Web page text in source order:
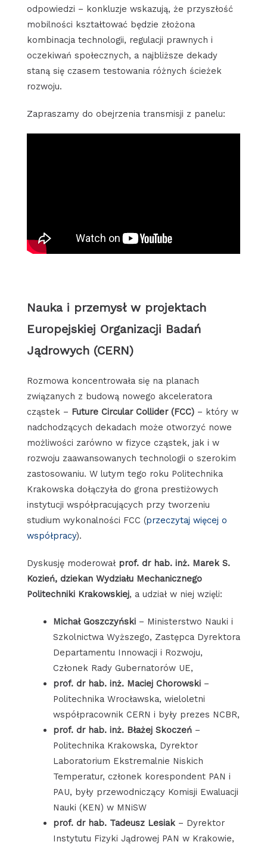
odpowiedzi – konkluzje wskazują, że przyszłość
mobilności kształtować będzie złożona
kombinacja technologii, regulacji prawnych i
oczekiwań społecznych, a najbliższe dekady
staną się czasem testowania różnych ścieżek
rozwoju.
Zapraszamy do obejrzenia transmisji z panelu:
Nauka i przemysł w projektach
Europejskiej Organizacji Badań
Jądrowych (CERN)
Rozmowa koncentrowała się na planach
związanych z budową nowego akceleratora
cząstek – Future Circular Collider (FCC)– który w
nadchodzących dekadach może otworzyć nowe
możliwości zarówno w fizyce cząstek, jak i w
rozwoju zaawansowanych technologii o szerokim
zastosowaniu. W lutym tego roku Politechnika
Krakowska dołączyła do grona prestiżowych
instytucji współpracujących przy tworzeniu
studium wykonalności FCC (przeczytaj więcej o
współpracy).
Dyskusję moderował prof. dr hab. inż. Marek S.
Kozień, dziekan Wydziału Mechanicznego
Politechniki Krakowskiej, a udział w niej wzięli:
Michał Goszczyński– Ministerstwo Nauki i
Szkolnictwa Wyższego, Zastępca Dyrektora
Departamentu Innowacji i Rozwoju,
Członek Rady Gubernatorów UE,
prof. dr hab. inż. Maciej Chorowski–
Politechnika Wrocławska, wieloletni
współpracownik CERN i były prezes NCBR,
prof. dr hab. inż. Błażej Skoczeń–
Politechnika Krakowska, Dyrektor
Laboratorium Ekstremalnie Niskich
Temperatur, członek korespondent PAN i
PAU, były przewodniczący Komisji Ewaluacji
Nauki (KEN) w MNiSW
prof. dr hab. Tadeusz Lesiak– Dyrektor
Instytutu Fizyki Jądrowej PAN w Krakowie,